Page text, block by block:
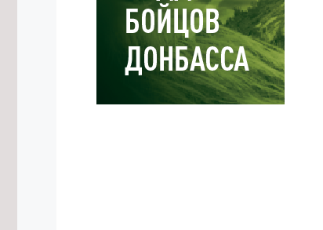
Более 3,5 тысяч забайкальцев
пострадали от укусов клещей
7/08/2026 в 18:32
Крупнейшая солнечная
электростанция России начала
работу в Забайкалье